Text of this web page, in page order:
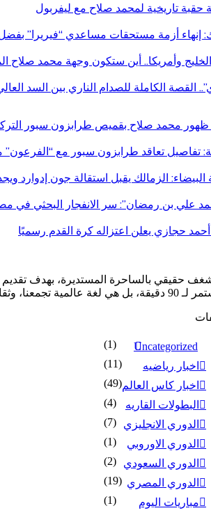
حقبة تاريخية لمحمد صلاح مع ليفربول
إنهاء أزمة مستحقات مساعدي “فيريرا”
وأمريكا.. أين ستكون وجهة محمد صلاح
القصة الكاملة للصدام الناري بين السد
تفاصيل تعاقد طرابزون سبور مع
الزمالك يقبل استقالة جون إدوارد
علي بن رمضان”: سر الانفجار البحثي في
حجازي يعلن اعتزاله كرة القدم رسميًا
حقيقي بالساحرة المستديرة، بهدف
لحظة بلحظة
Uncategorized
(1)
اخبار رياضيه
(11)
اخبار كاس العالم(49)
البطولات القاريه
(4)
الدوري الانجليزي
(7)
الدوري الاوروبي
(1)
الدوري السعودي
(2)
الدوري المصري (19)
مباريات اليوم
(1)